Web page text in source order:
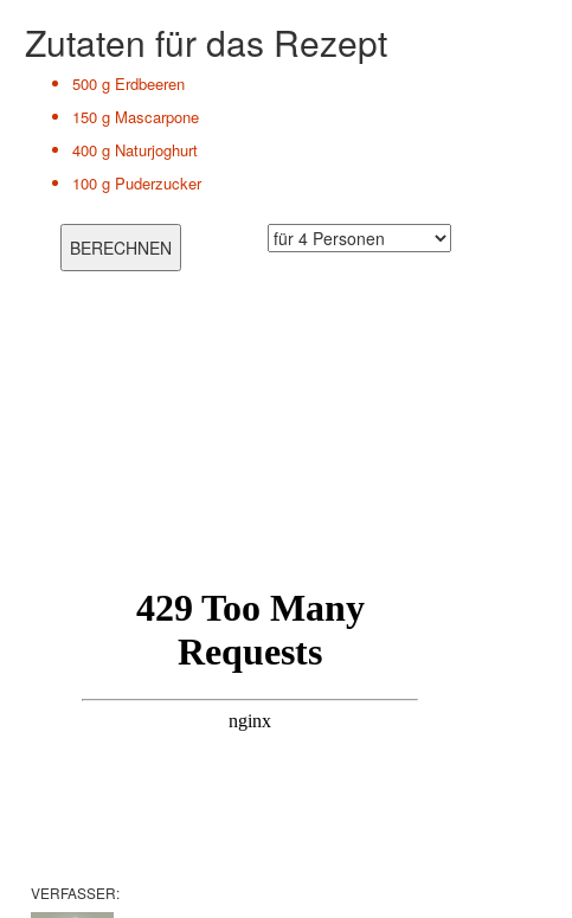
Zutaten für das Rezept
500 g Erdbeeren
150 g Mascarpone
400 g Naturjoghurt
100 g Puderzucker
VERFASSER: